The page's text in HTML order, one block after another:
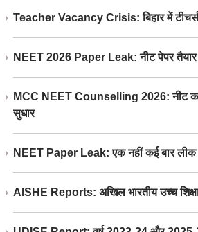
Teacher Vacancy Crisis: बिहार में
NEET 2026 Paper Leak: नीट पेपर
MCC NEET Counselling 2026: नीट
सुधार
NEET Paper Leak: एक नहीं कई बार लीक
AISHE Reports: अखिल भारतीय उच्च शिक्षा